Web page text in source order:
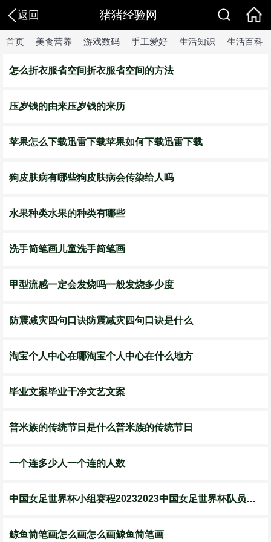
返回 猪猪经验网
首页 美食营养 游戏数码 手工爱好 生活知识 生活百科
怎么折衣服省空间折衣服省空间的方法
压岁钱的由来压岁钱的来历
苹果怎么下载迅雷下载苹果如何下载迅雷下载
狗皮肤病有哪些狗皮肤病会传染给人吗
水果种类水果的种类有哪些
洗手简笔画儿童洗手简笔画
甲型流感一定会发烧吗一般发烧多少度
防震减灾四句口诀防震减灾四句口诀是什么
淘宝个人中心在哪淘宝个人中心在什么地方
毕业文案毕业干净文艺文案
普米族的传统节日是什么普米族的传统节日
一个连多少人一个连的人数
中国女足世界杯小组赛程20232023中国女足世界杯队员有哪些
鲸鱼简笔画怎么画怎么画鲸鱼简笔画